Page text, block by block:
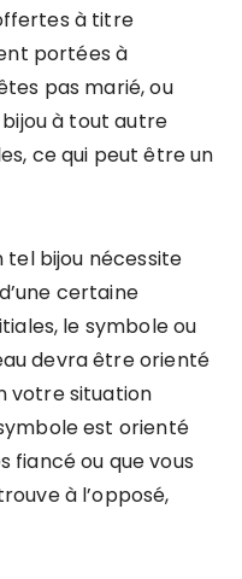
à titre
portées à
pas marié, ou
à tout autre
ce qui peut être un
tel bijou nécessite
certaine
le symbole ou
devra être orienté
votre situation
est orienté
fiancé ou que vous
à l’opposé,